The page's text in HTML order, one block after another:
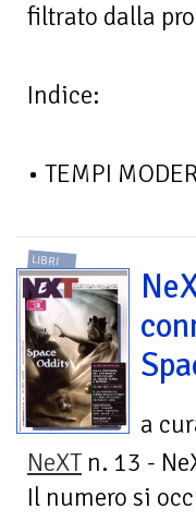
filtrato dalla
Indice:
• TEMPI
LIBRI
a
NeXT n. 13 -
Il numero si